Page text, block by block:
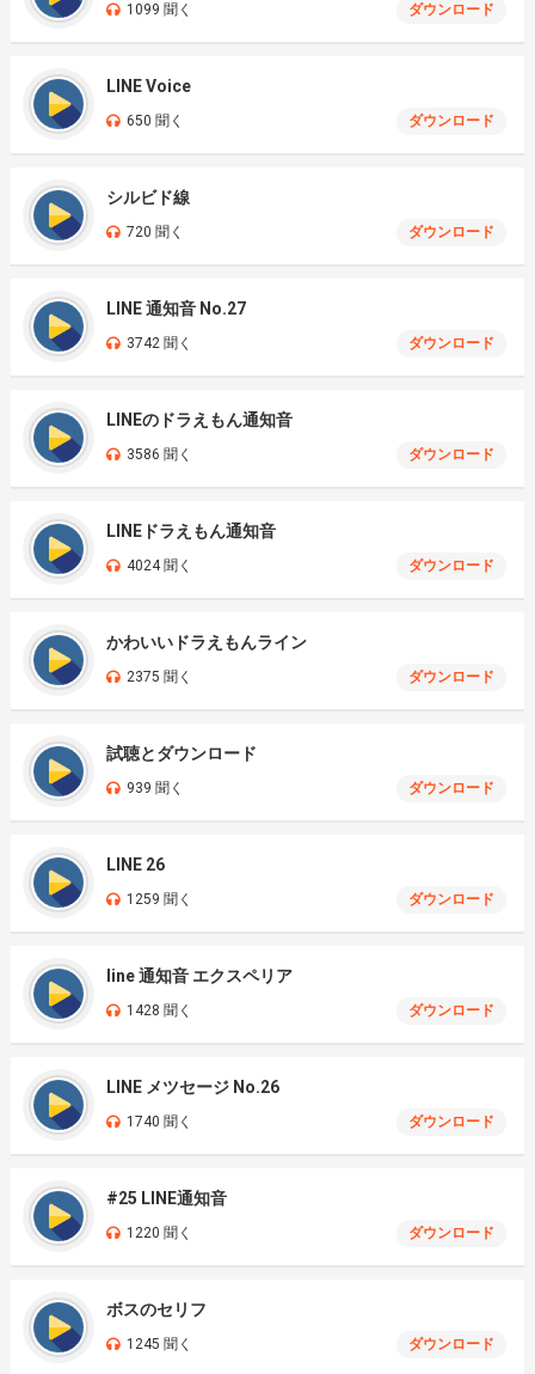
1099 聞く ダウンロード
LINE Voice
650 聞く ダウンロード
シルビド線
720 聞く ダウンロード
LINE 通知音 No.27
3742 聞く ダウンロード
LINEのドラえもん通知音
3586 聞く ダウンロード
LINEドラえもん通知音
4024 聞く ダウンロード
かわいいドラえもんライン
2375 聞く ダウンロード
試聴とダウンロード
939 聞く ダウンロード
LINE 26
1259 聞く ダウンロード
line 通知音 エクスペリア
1428 聞く ダウンロード
LINE メツセージ No.26
1740 聞く ダウンロード
#25 LINE通知音
1220 聞く ダウンロード
ボスのセリフ
1245 聞く ダウンロード